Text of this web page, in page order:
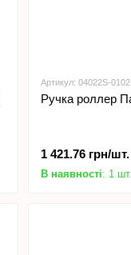
Артикул: 04022S-0102
Ручка роллер
1 421.76 грн/шт.
В наявності: 1 шт.